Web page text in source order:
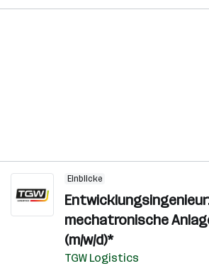
Einblicke
mechatronische
(m/w/d)*
TGW Logistics